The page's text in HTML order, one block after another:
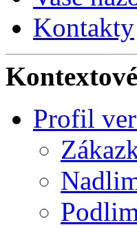
Kontakty
Profil